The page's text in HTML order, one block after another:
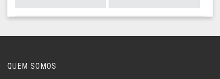
QUEM SOMOS